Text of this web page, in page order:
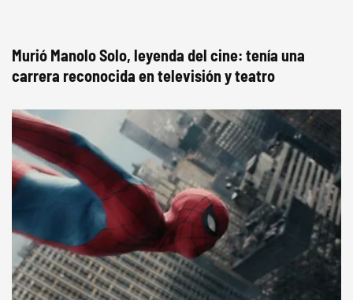
Murió Manolo Solo, leyenda del cine: tenía una
carrera reconocida en televisión y teatro